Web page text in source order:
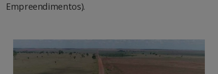
Empreendimentos).